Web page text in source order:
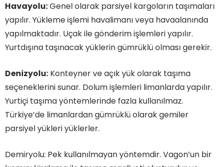
Havayolu:Genel olarak parsiyel kargoların taşımaları
yapılır. Yükleme işlemi havalimanı veya havaalanında
yapılmaktadır. Uçak ile gönderim işlemleri yapılır.
Yurtdışına taşınacak yüklerin gümrüklü olması gerekir.
Denizyolu: Konteyner ve açık yük olarak taşıma
seçeneklerini sunar. Dolum işlemleri limanlarda yapılır.
Yurtiçi taşıma yöntemlerinde fazla kullanılmaz.
Türkiye’de limanlardan gümrüklü olarak gemiler
parsiyel yükleri yüklerler.
Demiryolu: Pek kullanılmayan yöntemdir. Vagon’un bir